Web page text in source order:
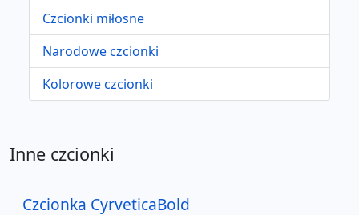
Czcionki miłosne
Narodowe czcionki
Kolorowe czcionki
Inne czcionki
Czcionka CyrveticaBold